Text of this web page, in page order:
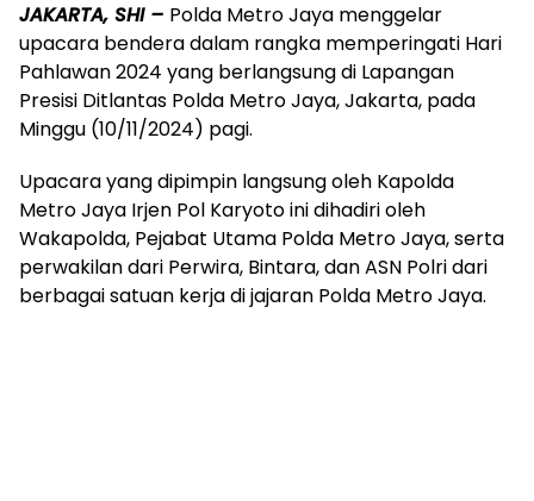
JAKARTA, SHI – Polda Metro Jaya menggelar
upacara bendera dalam rangka memperingati Hari
Pahlawan 2024 yang berlangsung di Lapangan
Presisi Ditlantas Polda Metro Jaya, Jakarta, pada
Minggu (10/11/2024) pagi.
Upacara yang dipimpin langsung oleh Kapolda
Metro Jaya Irjen Pol Karyoto ini dihadiri oleh
Wakapolda, Pejabat Utama Polda Metro Jaya, serta
perwakilan dari Perwira, Bintara, dan ASN Polri dari
berbagai satuan kerja di jajaran Polda Metro Jaya.